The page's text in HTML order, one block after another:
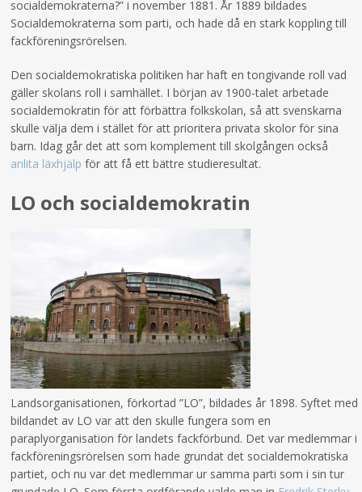
socialdemokraterna?” i november 1881. År 1889 bildades
Socialdemokraterna som parti, och hade då en stark koppling till
fackföreningsrörelsen.
Den socialdemokratiska politiken har haft en tongivande roll vad
gäller skolans roll i samhället. I början av 1900-talet arbetade
socialdemokratin för att förbättra folkskolan, så att svenskarna
skulle välja dem i stället för att prioritera privata skolor för sina
barn. Idag går det att som komplement till skolgången också
anlita läxhjälp för att få ett bättre studieresultat.
LO och socialdemokratin
Landsorganisationen, förkortad ”LO”, bildades år 1898. Syftet med
bildandet av LO var att den skulle fungera som en
paraplyorganisation för landets fackförbund. Det var medlemmar i
fackföreningsrörelsen som hade grundat det socialdemokratiska
partiet, och nu var det medlemmar ur samma parti som i sin tur